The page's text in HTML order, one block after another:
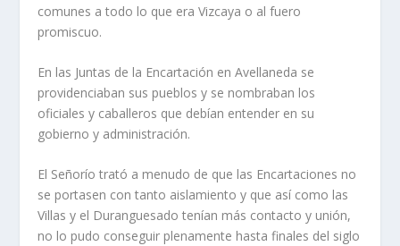
comunes a todo lo que era Vizcaya o al fuero
promiscuo.
En las Juntas de la Encartación en Avellaneda se
providenciaban sus pueblos y se nombraban los
oficiales y caballeros que debí­an entender en su
gobierno y administración.
El Señorí­o trató a menudo de que las Encartaciones no
se portasen con tanto aislamiento y que así­ como las
Villas y el Duranguesado tení­an más contacto y unión,
no lo pudo conseguir plenamente hasta finales del siglo